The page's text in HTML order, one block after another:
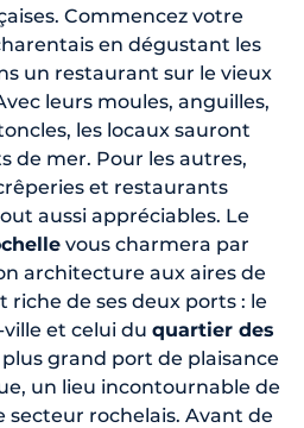
Commencez votre
en dégustant les
un restaurant sur le vieux
leurs moules, anguilles,
les locaux sauront
de mer. Pour les autres,
et restaurants
aussi appréciables. Le
vous charmera par
architecture aux aires de
riche de ses deux ports : le
et celui du quartier des
grand port de plaisance
un lieu incontournable de
secteur rochelais. Avant de